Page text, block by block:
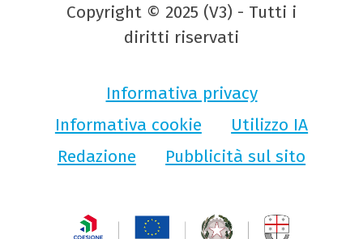
Copyright © 2025 (V3) - Tutti i
diritti riservati
Informativa privacy
Informativa cookie
Utilizzo IA
Redazione
Pubblicità sul sito